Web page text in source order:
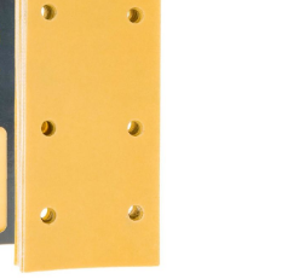
korrel 360 - 70x198mm - 10 stuks